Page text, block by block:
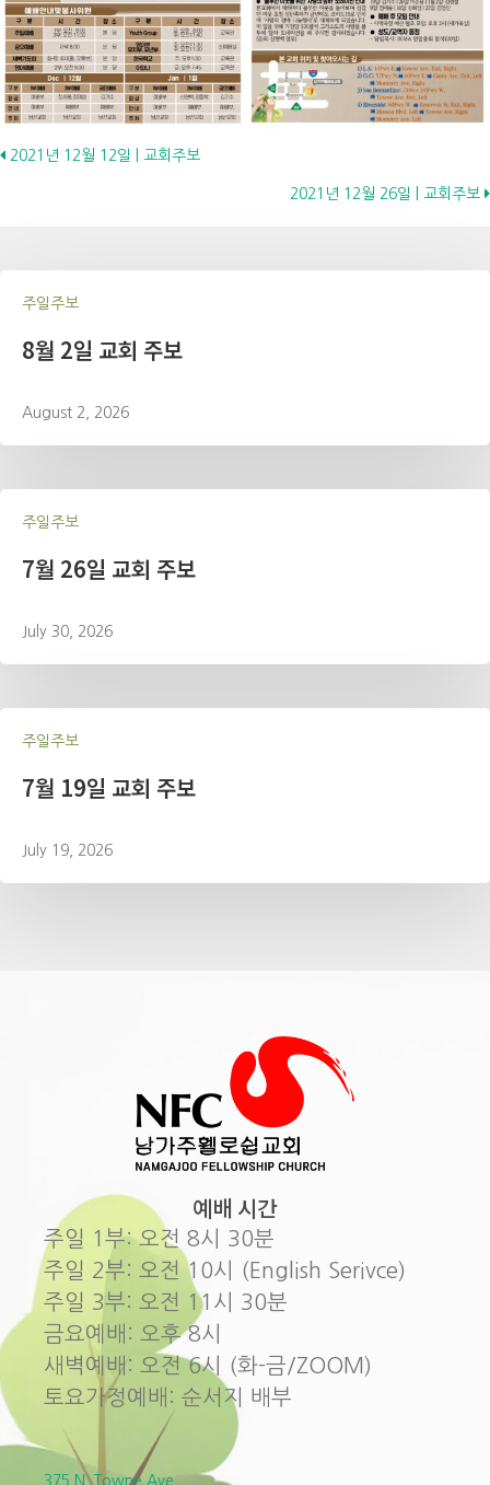
Posts
2021년 12월 12일 | 교회주보
2021년 12월 26일 | 교회주보
주일주보
8월 2일 교회 주보
August 2, 2026
주일주보
7월 26일 교회 주보
July 30, 2026
주일주보
7월 19일 교회 주보
July 19, 2026
예배 시간
주일 1부: 오전 8시 30분
주일 2부: 오전 10시 (English Serivce)
주일 3부: 오전 11시 30분
금요예배: 오후 8시
새벽예배: 오전 6시 (화-금/ZOOM)
토요가정예배: 순서지 배부
375 N. Towne Ave.